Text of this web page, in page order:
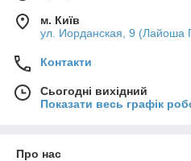
м. Київ
ул. Иорданская, 9 (Лайоша
Контакти
Сьогодні вихідний
Показати весь графік
Про нас